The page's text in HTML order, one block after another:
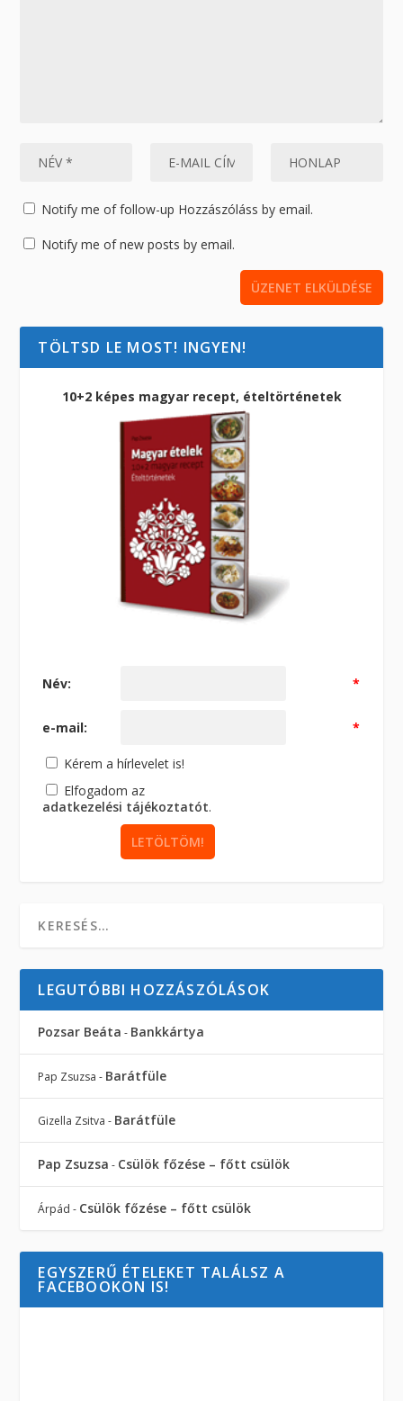
Notify me of follow-up Hozzászóláss by email.
Notify me of new posts by email.
TÖLTSD LE MOST! INGYEN!
10+2 képes magyar recept, ételtörténetek
Név: *
e-mail: *
Kérem a hírlevelet is!
Elfogadom az
adatkezelési tájékoztatót.
LEGUTÓBBI HOZZÁSZÓLÁSOK
Pozsar Beáta - Bankkártya
Pap Zsuzsa - Barátfüle
Gizella Zsitva - Barátfüle
Pap Zsuzsa - Csülök főzése – főtt csülök
Árpád - Csülök főzése – főtt csülök
EGYSZERŰ ÉTELEKET TALÁLSZ A
FACEBOOKON IS!